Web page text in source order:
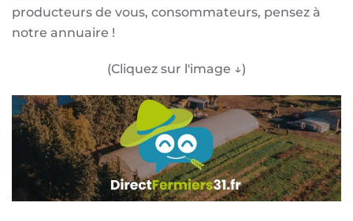
producteurs de vous, consommateurs, pensez à
notre annuaire !
(Cliquez sur l'image ↓)